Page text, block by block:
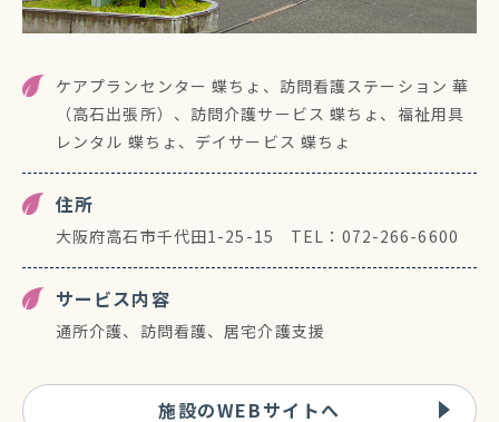
ケアプランセンター 蝶ちょ、訪問看護ステーション 華
（高石出張所）、 訪問介護サービス 蝶ちょ、福祉用具
レンタル 蝶ちょ、デイサービス 蝶ちょ
住所
大阪府高石市千代田1-25-15 TEL：072-266-6600
サービス内容
通所介護、訪問看護、居宅介護支援
施設のWEBサイトへ